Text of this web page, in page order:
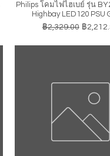
ดูข้อมูลด่วน
Philips โคมไฟไฮเบย์ รุ่น
Highbay LED120 PSU
ราคาปกติ
฿2,329.00 ราคาข
฿